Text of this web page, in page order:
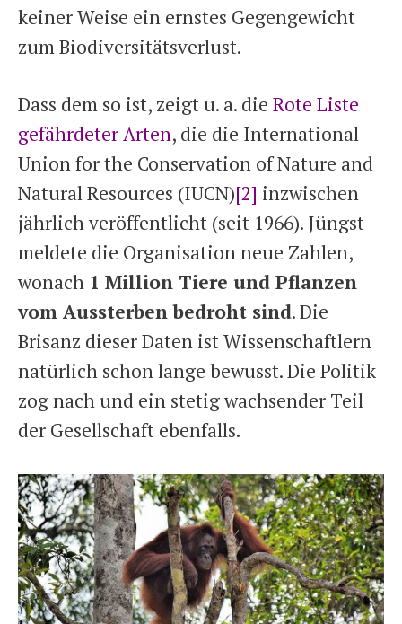
keiner Weise ein ernstes Gegengewicht
zum Biodiversitätsverlust.
Dass dem so ist, zeigt u. a. die Rote Liste
gefährdeter Arten, die die International
Union for the Conservation of Nature and
Natural Resources (IUCN)[2] inzwischen
jährlich veröffentlicht (seit 1966). Jüngst
meldete die Organisation neue Zahlen,
wonach 1 Million Tiere und Pflanzen
vom Aussterben bedroht sind. Die
Brisanz dieser Daten ist Wissenschaftlern
natürlich schon lange bewusst. Die Politik
zog nach und ein stetig wachsender Teil
der Gesellschaft ebenfalls.